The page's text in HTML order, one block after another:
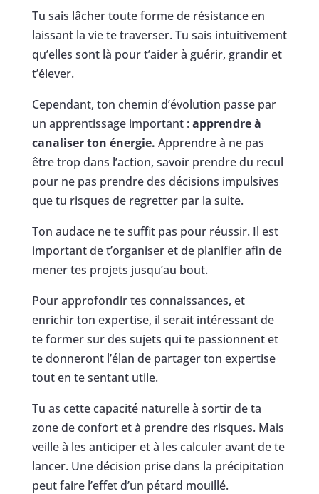
Tu sais lâcher toute forme de résistance en
laissant la vie te traverser. Tu sais intuitivement
qu’elles sont là pour t’aider à guérir, grandir et
t’élever.
Cependant, ton chemin d’évolution passe par
un apprentissage important : apprendre à
canaliser ton énergie. Apprendre à ne pas
être trop dans l’action, savoir prendre du recul
pour ne pas prendre des décisions impulsives
que tu risques de regretter par la suite.
Ton audace ne te suffit pas pour réussir. Il est
important de t’organiser et de planifier afin de
mener tes projets jusqu’au bout.
Pour approfondir tes connaissances, et
enrichir ton expertise, il serait intéressant de
te former sur des sujets qui te passionnent et
te donneront l’élan de partager ton expertise
tout en te sentant utile.
Tu as cette capacité naturelle à sortir de ta
zone de confort et à prendre des risques. Mais
veille à les anticiper et à les calculer avant de te
lancer. Une décision prise dans la précipitation
peut faire l’effet d’un pétard mouillé.